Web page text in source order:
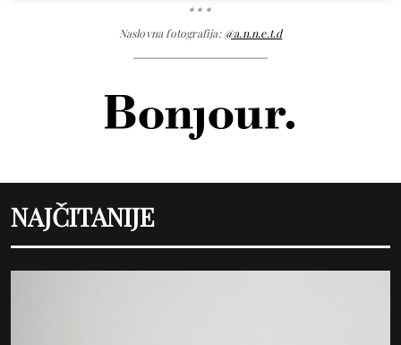
* * *
Naslovna fotografija:@a.n.n.e.t.d
NAJČITANIJE